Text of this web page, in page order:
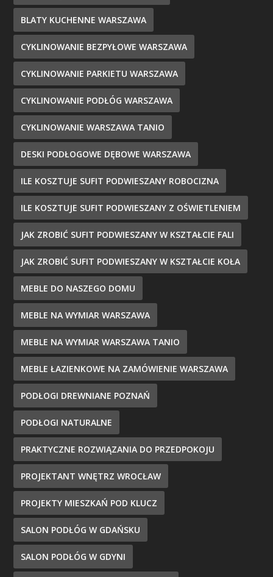
BLATY KUCHENNE WARSZAWA
CYKLINOWANIE BEZPYŁOWE WARSZAWA
CYKLINOWANIE PARKIETU WARSZAWA
CYKLINOWANIE PODŁÓG WARSZAWA
CYKLINOWANIE WARSZAWA TANIO
DESKI PODŁOGOWE DĘBOWE WARSZAWA
ILE KOSZTUJE SUFIT PODWIESZANY ROBOCIZNA
ILE KOSZTUJE SUFIT PODWIESZANY Z OŚWIETLENIEM
JAK ZROBIĆ SUFIT PODWIESZANY W KSZTAŁCIE FALI
JAK ZROBIĆ SUFIT PODWIESZANY W KSZTAŁCIE KOŁA
MEBLE DO NASZEGO DOMU
MEBLE NA WYMIAR WARSZAWA
MEBLE NA WYMIAR WARSZAWA TANIO
MEBLE ŁAZIENKOWE NA ZAMÓWIENIE WARSZAWA
PODŁOGI DREWNIANE POZNAŃ
PODŁOGI NATURALNE
PRAKTYCZNE ROZWIĄZANIA DO PRZEDPOKOJU
PROJEKTANT WNĘTRZ WROCŁAW
PROJEKTY MIESZKAŃ POD KLUCZ
SALON PODŁÓG W GDAŃSKU
SALON PODŁÓG W GDYNI